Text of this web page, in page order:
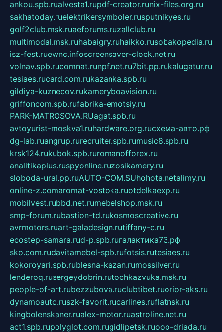
ankou.spb.rualvesta1.rupdf-creator.runix-files.org.ru
sakhatoday.ruelektrikersymboler.rusputnikyes.ru
golf2club.msk.ruaeforums.ruzallclub.ru
multimodal.msk.ruhabaigry.ruhaikko.rusobakopedia.ru
isz-fest.ruewnc.infoscreensaver-clock.net.ru
volnav.spb.rucomnat.runpf.net.ru7bit.pp.rukalugatur.ru
tesiaes.rucard.com.rukazanka.spb.ru
gildiya-kuznecov.rukameryboavision.ru
griffoncom.spb.rufabrika-emotsiy.ru
PARK-MATROSOVA.RUagat.spb.ru
avtoyurist-moskva1.ruhardware.org.ruсхема-авто.рф
dg-lab.ruangrup.rurecruiter.spb.rumusic8.spb.ru
krsk124.rukubok.spb.ruromanofforex.ru
analitikaplus.ruspyonline.ruzosikamery.ru
sloboda-ural.pp.ruAUTO-COM.SUhohota.netalimy.ru
online-z.comaromat-vostoka.ruotdelkaexp.ru
mobilvest.rubbd.net.rumebelshop.msk.ru
smp-forum.rubastion-td.rukosmoscreative.ru
avrmotors.ruart-galadesign.rutiffany-c.ru
ecostep-samara.rud-p.spb.ruгалактика73.рф
sko.com.rudavitamebel-spb.rufotsis.rutesiaes.ru
kokoroyari.spb.rublesna-kazan.rumossilver.ru
lenderoq.rusergeydobrin.rutochkazvuka.msk.ru
people-of-art.rubezzubova.ruclubtibet.ruorior-aks.ru
dynamoauto.ruszk-favorit.rucarlines.ruflatnsk.ru
kingbolenskaner.rualex-motor.ruastroline.net.ru
act1.spb.rupolyglot.com.rugidlipetsk.ruooo-driada.ru